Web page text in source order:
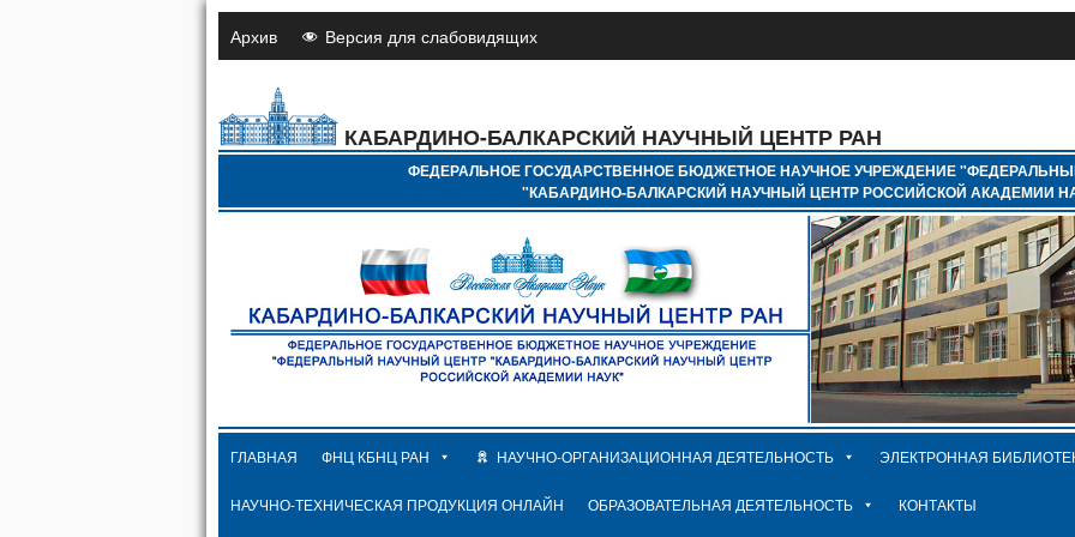
Архив Версия для слабовидящих
КАБАРДИНО-БАЛКАРСКИЙ НАУЧНЫЙ ЦЕНТР РАН
ФЕДЕРАЛЬНОЕ ГОСУДАРСТВЕННОЕ БЮДЖЕТНОЕ НАУЧНОЕ УЧРЕЖДЕНИЕ
"КАБАРДИНО-БАЛКАРСКИЙ НАУЧНЫЙ ЦЕНТР РОССИЙСКОЙ АКАДЕМИИ
ГЛАВНАЯ ФНЦ КБНЦ РАН НАУЧНО-ОРГАНИЗАЦИОННАЯ ДЕЯТЕЛЬНОСТЬ ЭЛЕКТРОННАЯ
НАУЧНО-ТЕХНИЧЕСКАЯ ПРОДУКЦИЯ ОНЛАЙН ОБРАЗОВАТЕЛЬНАЯ ДЕЯТЕЛЬНОСТЬ КОНТАКТЫ